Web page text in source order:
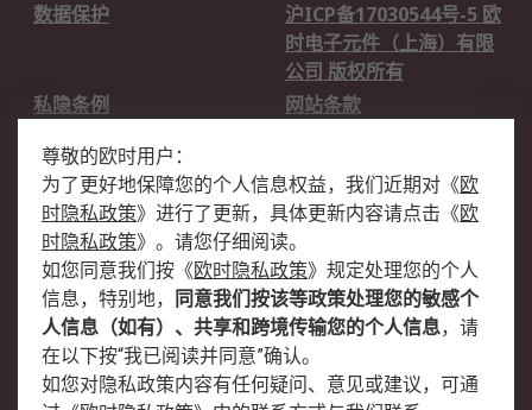
数据保护
沪ICP备17030544号-5 欧
时电子元件（上海）有限
公司 版权所有
私隐条例
网站条款
关于欧时
欧时销售条款
账户和付款
企业集团
全球办事处
关于我们
新闻中心
加入我们
尊敬的欧时用户：
为了更好地保障您的个人信息权益，我们近期对 《欧
时隐私政策》 进行了更新，具体更新内容请点击 《欧
时隐私政策》 。请您仔细阅读。
如您同意我们按 《欧时隐私政策》 规定处理您的个人
信息，特别地，
同意我们按该等政策处理您的敏感个
人信息（如有）、共享和跨境传输您的个人信息，请
在以下按“我已阅读并同意”确认。
如您对隐私政策内容有任何疑问、意见或建议，可通